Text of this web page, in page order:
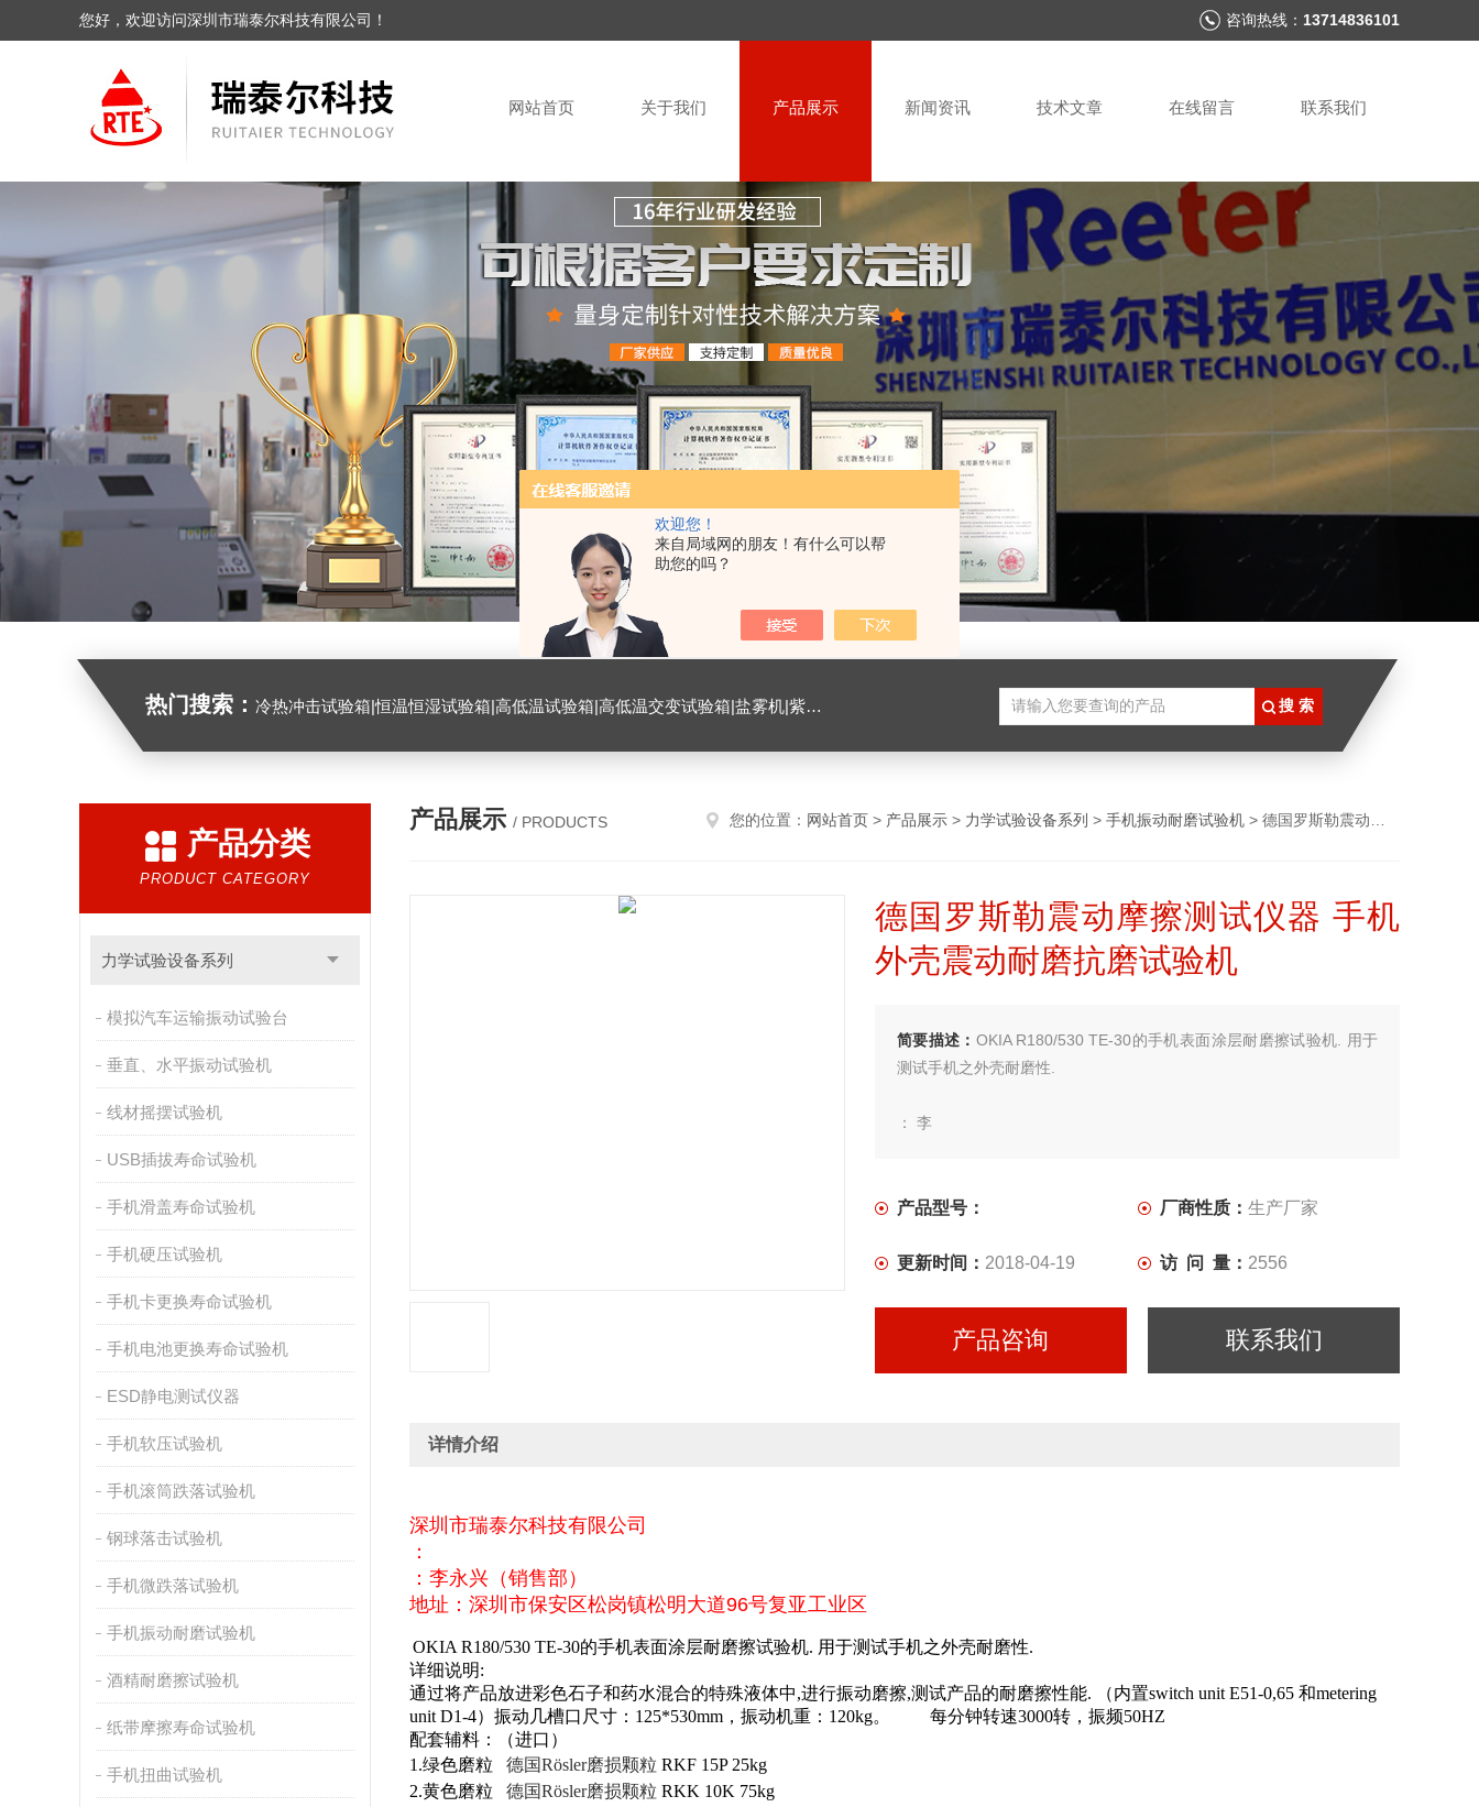
欢迎您！
来自局域网的朋友！有什么可以帮
助您的吗？
您好，欢迎访问深圳市瑞泰尔科技有限公司！ 咨询热线： 13714836101
网站首页 关于我们 产品展示 新闻资讯 技术文章 在线留言 联系我们
热门搜索： 冷热冲击试验箱|恒温恒湿试验箱|高低温试验箱|高低温交变试验箱|盐雾机|紫外线试验机|淋雨试验箱|臭氧试验箱|振动试验台|ESD测试仪|恒温恒湿试验室|氙灯老化试验箱|砂尘试验箱|手机微跌落试验机|手机扭转试验机
产品分类
PRODUCT CATEGORY
力学试验设备系列
模拟汽车运输振动试验台
垂直、水平振动试验机
线材摇摆试验机
USB插拔寿命试验机
手机滑盖寿命试验机
手机硬压试验机
手机卡更换寿命试验机
手机电池更换寿命试验机
ESD静电测试仪器
手机软压试验机
手机滚筒跌落试验机
钢球落击试验机
手机微跌落试验机
手机振动耐磨试验机
酒精耐磨擦试验机
纸带摩擦寿命试验机
手机扭曲试验机
产品展示 / PRODUCTS 您的位置： 网站首页 > 产品展示 > 力学试验设备系列 > 手机振动耐磨试验机 > 德国罗斯勒震动摩擦测试仪器 手机外壳震动耐磨抗磨试验机
德国罗斯勒震动摩擦测试仪器 手机
外壳震动耐磨抗磨试验机
简要描述： OKIA R180/530 TE-30的手机表面涂层耐磨擦试验机. 用于
测试手机之外壳耐磨性.
： 李
产品型号： 厂商性质： 生产厂家
更新时间： 2018-04-19 访 问 量： 2556
产品咨询 联系我们
详情介绍
深圳市瑞泰尔科技有限公司
：
：李永兴（销售部）
地址：深圳市保安区松岗镇松明大道96号复亚工业区
OKIA R180/530 TE-30的手机表面涂层耐磨擦试验机. 用于测试手机之外壳耐磨性.
详细说明:
通过将产品放进彩色石子和药水混合的特殊液体中,进行振动磨擦,测试产品的耐磨擦性能. （内置switch unit E51-0,65 和metering
unit D1-4）振动几槽口尺寸： 125*530mm ，振动机重： 120kg。 每分钟转速3000转，振频50HZ
配套辅料：（进口）
1.绿色磨粒 德国Rösler磨损颗粒 RKF 15P 25kg
2.黄色磨粒 德国Rösler磨损颗粒 RKK 10K 75kg